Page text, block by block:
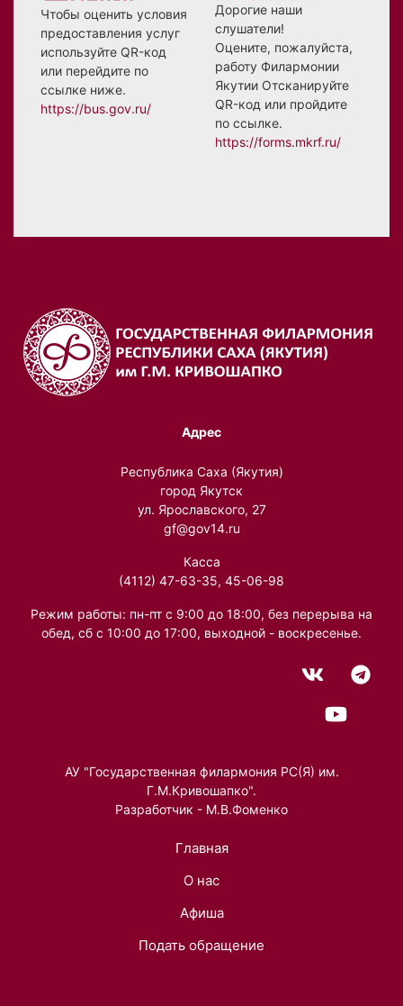
Чтобы оценить условия
предоставления услуг
используйте QR-код
или перейдите по
ссылке ниже.
https://bus.gov.ru/
Дорогие наши
слушатели!
Оцените, пожалуйста,
работу Филармонии
Якутии Отсканируйте
QR-код или пройдите
по ссылке.
https://forms.mkrf.ru/
Адрес
Республика Саха (Якутия)
город Якутск
ул. Ярославского, 27
gf@gov14.ru
Касса
(4112) 47-63-35, 45-06-98
Режим работы: пн-пт с 9:00 до 18:00, без перерыва на
обед, сб с 10:00 до 17:00, выходной - воскресенье.
АУ "Государственная филармония РС(Я) им.
Г.М.Кривошапко".
Разработчик - М.В.Фоменко
Главная
О нас
Афиша
Подать обращение